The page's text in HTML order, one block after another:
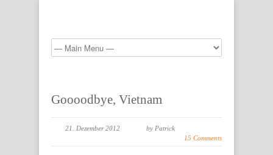
Goooodbye, Vietnam
21. Dezember 2012
by Patrick
15 Comments